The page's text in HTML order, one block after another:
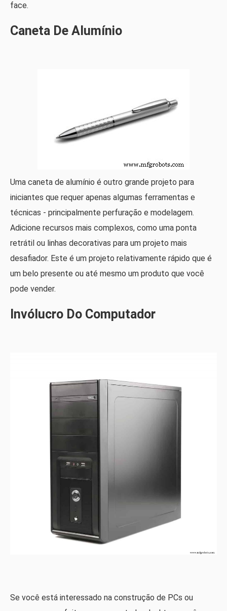
face.
Caneta De Alumínio
Uma caneta de alumínio é outro grande projeto para
iniciantes que requer apenas algumas ferramentas e
técnicas - principalmente perfuração e modelagem.
Adicione recursos mais complexos, como uma ponta
retrátil ou linhas decorativas para um projeto mais
desafiador. Este é um projeto relativamente rápido que é
um belo presente ou até mesmo um produto que você
pode vender.
Invólucro Do Computador
Se você está interessado na construção de PCs ou